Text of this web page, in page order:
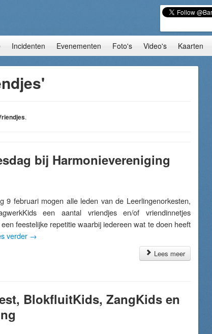
Incidenten Evenementen Foto's Video's Kaarten
.
bij Harmonievereniging
9 februari mogen alle leden van de Leerlingenorkesten,
een aantal vriendjes en/of vriendinnetjes
feestelijke repetitie waarbij iedereen wat te doen heeft
verder →
Lees meer
BlokfluitKids, ZangKids en